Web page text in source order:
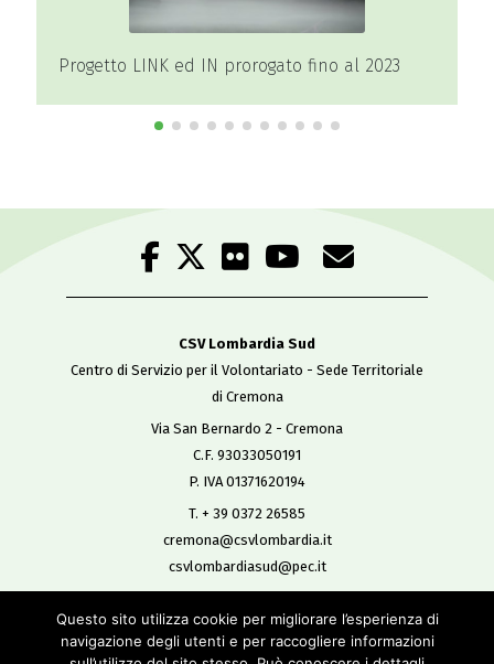
Progetto LINK ed IN prorogato fino al 2023
CSV Lombardia Sud
Centro di Servizio per il Volontariato - Sede Territoriale
di Cremona
Via San Bernardo 2 - Cremona
C.F. 93033050191
P. IVA 01371620194
T. + 39 0372 26585
cremona@csvlombardia.it
csvlombardiasud@pec.it
Copyright 2019
All Rights Reserved
Questo sito utilizza cookie per migliorare l’esperienza di
navigazione degli utenti e per raccogliere informazioni